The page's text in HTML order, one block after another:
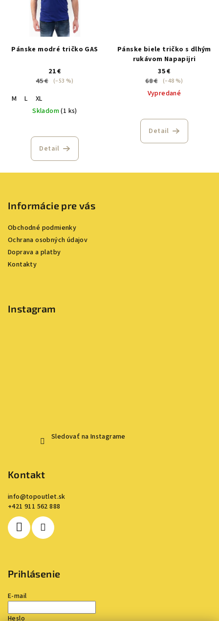
Pánske modré tričko GAS
21 €
45 €
(–53 %)
M L
XL
Skladom(1 ks)
Detail
Pánske biele tričko s dlhým
rukávom Napapijri
35 €
68 €
(–48 %)
Vypredané
Detail
Informácie pre vás
Obchodné podmienky
Ochrana osobných údajov
Doprava a platby
Kontakty
Instagram
Sledovať na Instagrame
Kontakt
info@topoutlet.sk
+421 911 562 888
Prihlásenie
E-mail
Heslo